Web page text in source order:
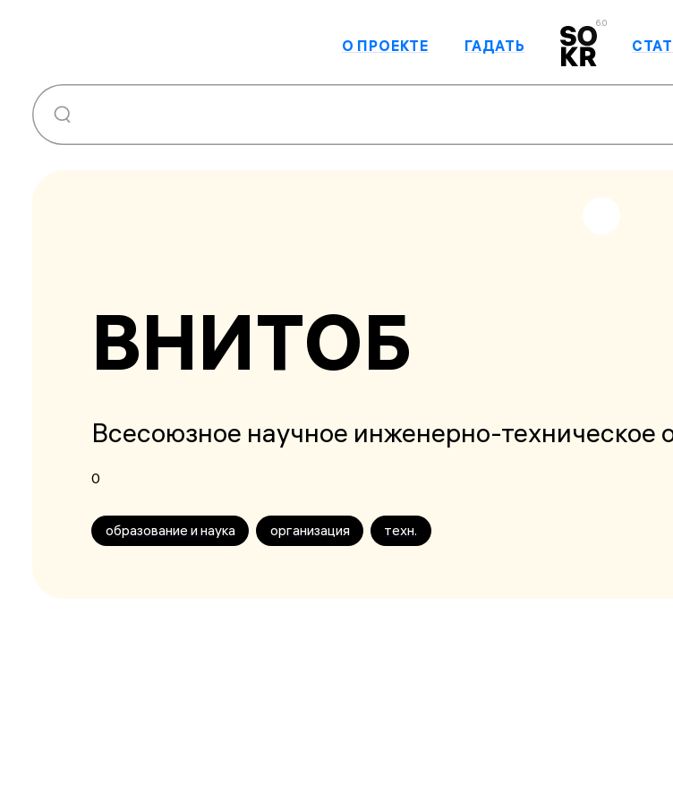
6.0
О ПРОЕКТЕ ГАДАТЬ
ВНИТОБ
Всесоюзное научное инженерно-
0
образование и наука организация техн.